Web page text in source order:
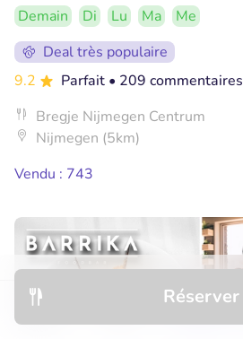
Réserver
Demain Di Lu Ma
Me
Deal très populaire
9.2
Parfait • 209 commentaires
Bregje Nijmegen Centrum
Nijmegen (5km)
Vendu : 743